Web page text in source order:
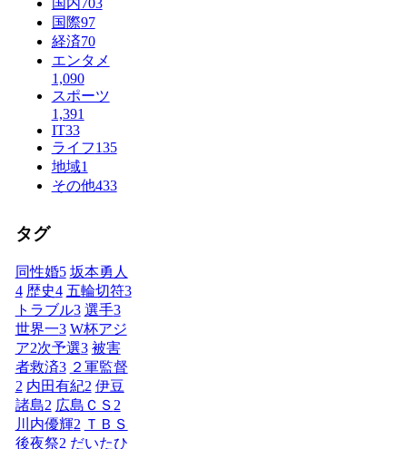
国内703
国際97
経済70
エンタメ
1,090
スポーツ
1,391
IT33
ライフ135
地域1
その他433
タグ
同性婚5 坂本勇人
4 歴史4 五輪切符3
トラブル3 選手3
世界一3 W杯アジ
ア2次予選3 被害
者救済3 ２軍監督
2 内田有紀2 伊豆
諸島2 広島ＣＳ 2
川内優輝2 ＴＢＳ
後夜祭2 だいたひ